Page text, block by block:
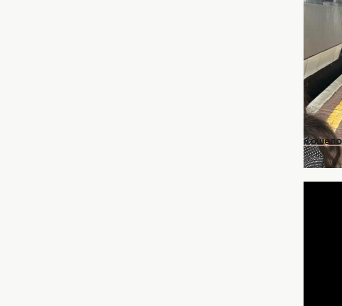
Популярная украинская телеведущая Соломия Витвицкая,
впервые за довольно
запостила видео со своим любимым. Подробности – в
Итак, Витвицкая по случаю Дня защитников и защитниц
своему избраннику Алексею Ситайлу чувственный пост.
кадрами того, как ее возлюбленный защищает родину на
Остались в прекрасных отношениях: Соломия Витвицкая